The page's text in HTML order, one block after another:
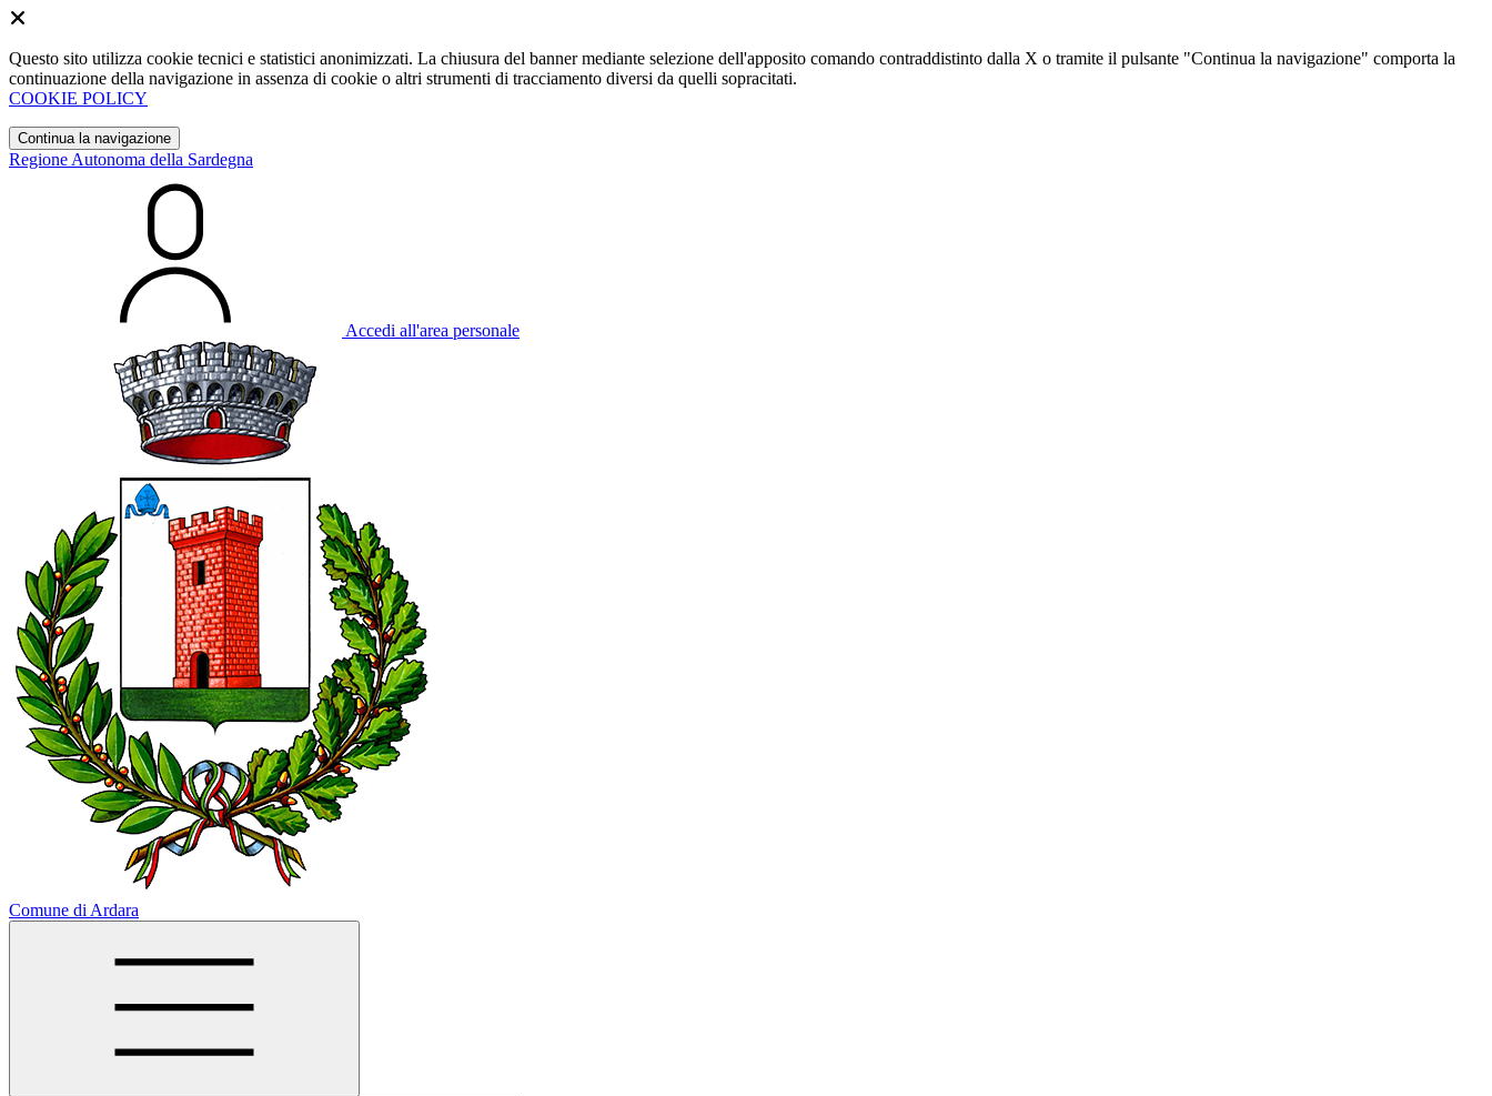
Questo sito utilizza cookie tecnici e statistici anonimizzati. La chiusura del banner mediante selezione dell'apposito comando contraddistinto dalla X o tramite il pulsante "Continua la navigazione" comporta la
continuazione della navigazione in assenza di cookie o altri strumenti di tracciamento diversi da quelli sopracitati.
COOKIE POLICY
Continua la navigazione
Regione Autonoma della Sardegna
Accedi all'area personale
Comune di Ardara